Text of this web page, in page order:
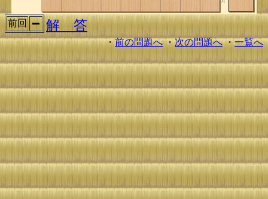
前回 解 答
・前の問題へ・次の問題へ・一覧へ